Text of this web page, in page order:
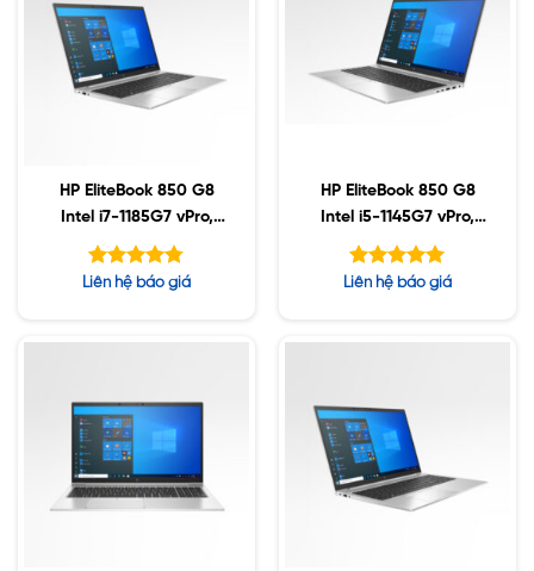
HP EliteBook 850 G8
Intel i7-1185G7 vPro,
16GB, 256GB SSD,
15.6″ FHD, Win10
Được xếp
Liên hệ báo giá
HP EliteBook 850 G8
Intel i5-1145G7 vPro,
64GB DDR4, 256GB
SSD, 15.6″ FHD, Win10
(Sao chép)
Được xếp
Liên hệ báo giá